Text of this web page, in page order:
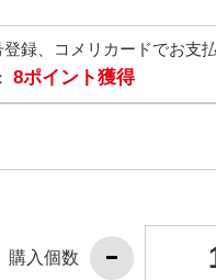
録、コメリカードでお支
8ポイント獲得
購入個数